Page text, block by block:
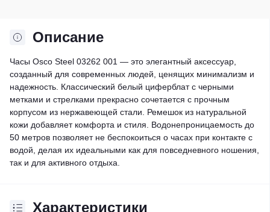
Описание
Часы Osco Steel 03262 001 — это элегантный аксессуар,
созданный для современных людей, ценящих минимализм и
надежность. Классический белый циферблат с черными
метками и стрелками прекрасно сочетается с прочным
корпусом из нержавеющей стали. Ремешок из натуральной
кожи добавляет комфорта и стиля. Водонепроницаемость до
50 метров позволяет не беспокоиться о часах при контакте с
водой, делая их идеальными как для повседневного ношения,
так и для активного отдыха.
Характеристики